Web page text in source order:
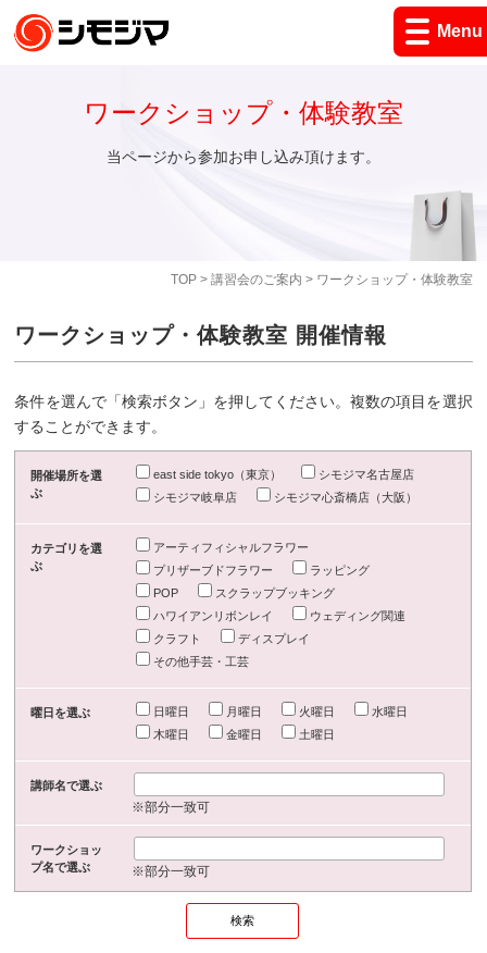
Menu
TOP> 講習会のご案内 > ワークショップ・体験教室
ワークショップ・体験教室
当ページから参加お申し込み頂けます。
ワークショップ・体験教室 開催情報
条件を選んで「検索ボタン」を押してください。複数の項目を選択
することができます。
開催場所を選
ぶ
east side tokyo（東京）
シモジマ名古屋店
シモジマ岐阜店
シモジマ心斎橋店（大阪）
カテゴリを選
ぶ
アーティフィシャルフラワー
プリザーブドフラワー
ラッピング
POP
スクラップブッキング
ハワイアンリボンレイ
ウェディング関連
クラフト
ディスプレイ
その他手芸・工芸
曜日を選ぶ 日曜日 月曜日 火曜日
水曜日
木曜日
金曜日 土曜日
講師名で選ぶ
※部分一致可
ワークショッ
プ名で選ぶ
※部分一致可